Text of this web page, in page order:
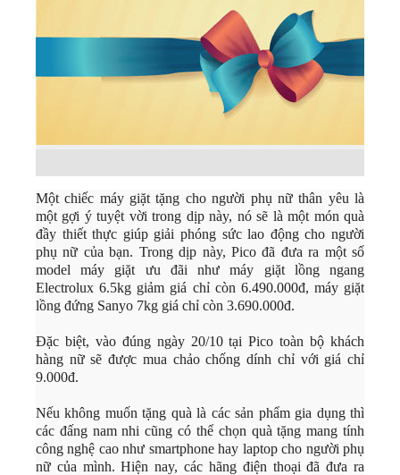
Một chiếc máy giặt tặng cho người phụ nữ thân yêu là
một gợi ý tuyệt vời trong dịp này, nó sẽ là một món quà
đầy thiết thực giúp giải phóng sức lao động cho người
phụ nữ của bạn. Trong dịp này, Pico đã đưa ra một số
model máy giặt ưu đãi như máy giặt lồng ngang
Electrolux 6.5kg giảm giá chỉ còn 6.490.000đ, máy giặt
lồng đứng Sanyo 7kg giá chỉ còn 3.690.000đ.
Đặc biệt, vào đúng ngày 20/10 tại Pico toàn bộ khách
hàng nữ sẽ được mua chảo chống dính chỉ với giá chỉ
9.000đ.
Nếu không muốn tặng quà là các sản phẩm gia dụng thì
các đấng nam nhi cũng có thể chọn quà tặng mang tính
công nghệ cao như smartphone hay laptop cho người phụ
nữ của mình. Hiện nay, các hãng điện thoại đã đưa ra